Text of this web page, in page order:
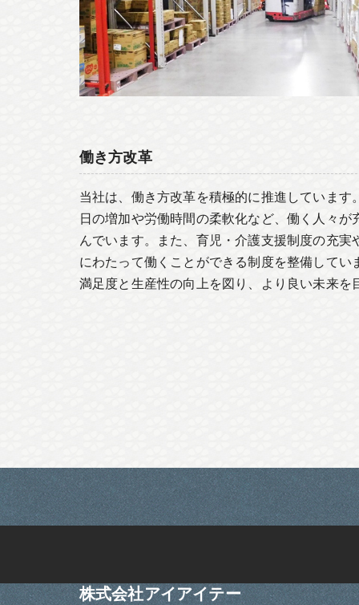
働き方改革
当社は、働き方改革を積極的に推進していま
日の増加や労働時間の柔軟化など、働く人々
んでいます。また、育児・介護支援制度の充
にわたって働くことができる制度を整備して
満足度と生産性の向上を図り、より良い未来を
株式会社アイアイテー